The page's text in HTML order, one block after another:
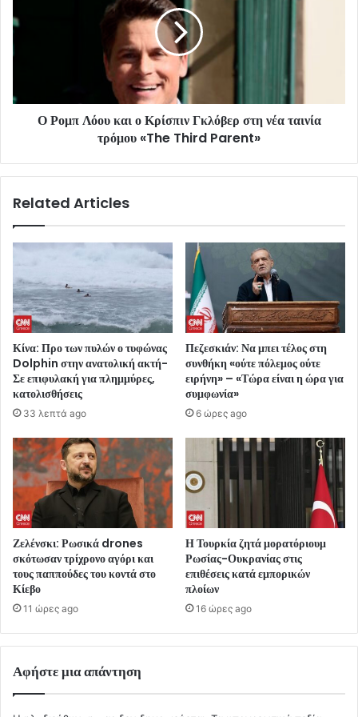
Ο Ρομπ Λόου και ο Κρίσπιν Γκλόβερ στη νέα ταινία
τρόμου «The Third Parent»
Related Articles
Κίνα: Προ των πυλών ο τυφώνας
Dolphin στην ανατολική ακτή-
Σε επιφυλακή για πλημμύρες,
κατολισθήσεις
33 λεπτά ago
Πεζεσκιάν: Να μπει τέλος στη
συνθήκη «ούτε πόλεμος ούτε
ειρήνη» – «Τώρα είναι η ώρα για
συμφωνία»
6 ώρες ago
Ζελένσκι: Ρωσικά drones
σκότωσαν τρίχρονο αγόρι και
τους παππούδες του κοντά στο
Κίεβο
11 ώρες ago
Η Τουρκία ζητά μορατόριουμ
Ρωσίας-Ουκρανίας στις
επιθέσεις κατά εμπορικών
πλοίων
16 ώρες ago
Αφήστε μια απάντηση